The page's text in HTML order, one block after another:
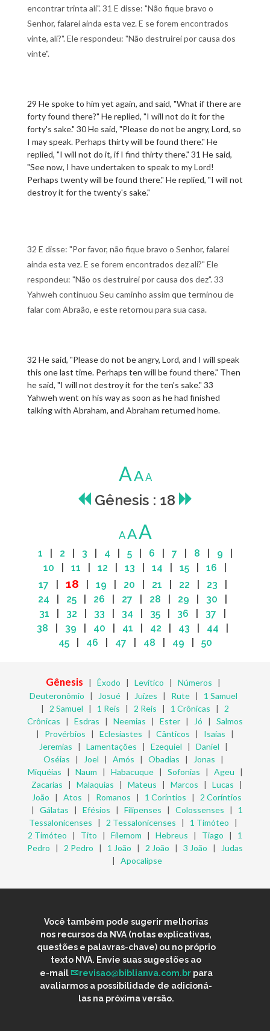
encontrar trinta ali". 31 E disse: "Não fique bravo o
Senhor, falarei ainda esta vez. E se forem encontrados
vinte, ali?". Ele respondeu: "Não destruirei por causa dos
vinte".
29 He spoke to him yet again, and said, "What if there are
forty found there?" He replied, "I will not do it for the
forty's sake." 30 He said, "Please do not be angry, Lord, so
I may speak. Perhaps thirty will be found there." He
replied, "I will not do it, if I find thirty there." 31 He said,
"See now, I have undertaken to speak to my Lord!
Perhaps twenty will be found there." He replied, "I will not
destroy it for the twenty's sake."
32 E disse: "Por favor, não fique bravo o Senhor, falarei
ainda esta vez. E se forem encontrados dez ali?" Ele
respondeu: "Não os destruirei por causa dos dez". 33
Yahweh continuou Seu caminho assim que terminou de
falar com Abraão, e este retornou para sua casa.
32 He said, "Please do not be angry, Lord, and I will speak
this one last time. Perhaps ten will be found there." Then
he said, "I will not destroy it for the ten's sake." 33
Yahweh went on his way as soon as he had finished
talking with Abraham, and Abraham returned home.
AAA
Gênesis : 18
AAA
1 2 3 4 5| 6 7 8 9
10
11 12 13 14 15 16
17
18 19 20 21 22 23
24
25 26 27 28 29 30
31
32 33 34 35 36 37
38
39 40 41 42 43 44
45| 46 47 48 49 50
Gênesis | Êxodo | Levítico | Números |
Deuteronômio | Josué| Juízes | Rute| 1 Samuel
| 2 Samuel | 1 Reis | 2 Reis | 1 Crônicas | 2
Crônicas | Esdras | Neemias | Ester | Jó | Salmos
| Provérbios | Eclesiastes | Cânticos | Isaías |
Jeremias | Lamentações | Ezequiel | Daniel |
Oséias | Joel | Amós | Obadias | Jonas |
Miquéias | Naum | Habacuque| Sofonias | Ageu |
Zacarias | Malaquias | Mateus | Marcos | Lucas |
João | Atos | Romanos | 1 Coríntios | 2 Coríntios
| Gálatas | Efésios | Filipenses | Colossenses | 1
Tessalonicenses | 2 Tessalonicenses | 1 Timóteo |
2 Timóteo | Tito | Filemom | Hebreus | Tiago | 1
Pedro | 2 Pedro | 1 João | 2 João | 3 João |
Judas
| Apocalipse
Você também pode sugerir melhorias
nos recursos da NVA (notas explicativas,
questões e palavras-chave) ou no próprio
texto NVA. Envie suas sugestões ao
e-mail
revisao@biblianva.com.br para
avaliarmos a possibilidade de adicioná-
las na próxima versão.